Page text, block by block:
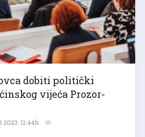
dobiti politički
vijeća Prozor-
11:44h